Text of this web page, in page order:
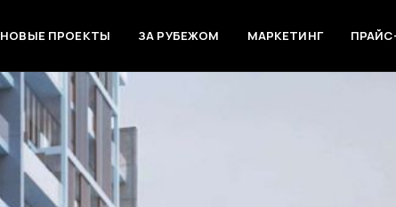
НОВЫЕ ПРОЕКТЫ ЗА РУБЕЖОМ МАРКЕТИНГ